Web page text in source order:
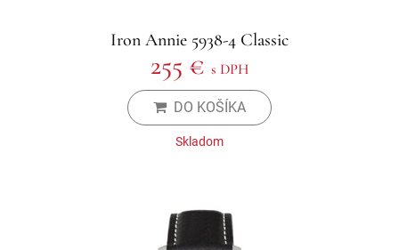
Iron Annie 5938-4 Classic
255 € s DPH
DO KOŠÍKA
Skladom